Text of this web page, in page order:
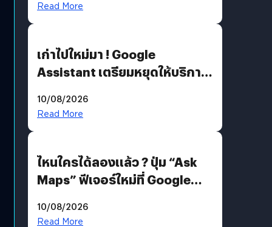
Read More
เก่าไปใหม่มา ! Google
Assistant เตรียมหยุดให้บริการ
แทน
10/08/2026
Read More
ไหนใครได้ลองแล้ว ? ปุ่ม “Ask
Maps” ฟีเจอร์ใหม่ที่ Google
คุยกับแผนที่ได้แล้ว
10/08/2026
Read More